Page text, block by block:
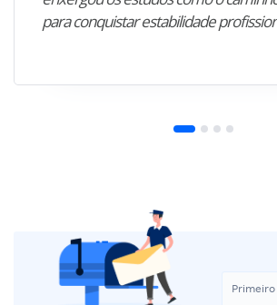
para conquistar estabilidade